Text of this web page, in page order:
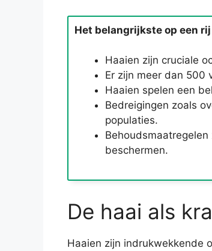
Het belangrijkste op een rij
Haaien zijn cruciale
Er zijn meer dan 500
Haaien spelen een
Bedreigingen zoals
populaties.
beschermen.
De haai als
Haaien zijn indrukwekkende